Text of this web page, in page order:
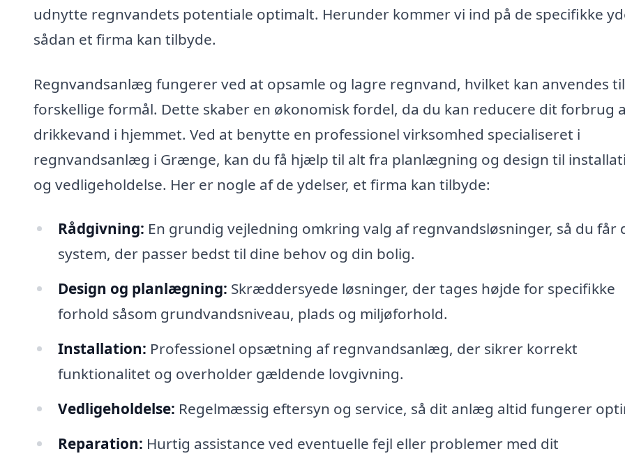
udnytte regnvandets potentiale optimalt. Herunder kommer vi ind på de specifikke
sådan et firma kan tilbyde.
Regnvandsanlæg fungerer ved at opsamle og lagre regnvand, hvilket kan anvendes til
forskellige formål. Dette skaber en økonomisk fordel, da du kan reducere dit forbrug
drikkevand i hjemmet. Ved at benytte en professionel virksomhed specialiseret i
regnvandsanlæg i Grænge, kan du få hjælp til alt fra planlægning og design til
og vedligeholdelse. Her er nogle af de ydelser, et firma kan tilbyde:
Rådgivning: En grundig vejledning omkring valg af regnvandsløsninger, så du får
system, der passer bedst til dine behov og din bolig.
Design og planlægning: Skræddersyede løsninger, der tages højde for specifikke
forhold såsom grundvandsniveau, plads og miljøforhold.
Installation: Professionel opsætning af regnvandsanlæg, der sikrer korrekt
funktionalitet og overholder gældende lovgivning.
Vedligeholdelse: Regelmæssig eftersyn og service, så dit anlæg altid fungerer
Reparation: Hurtig assistance ved eventuelle fejl eller problemer med dit